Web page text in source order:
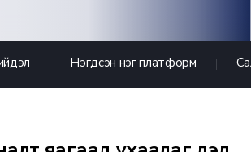
Нэгдсэн нэг платформ